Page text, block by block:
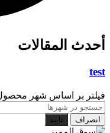
أحدث المقالات
test
فیلتر بر اساس شهر
انصراف تایید